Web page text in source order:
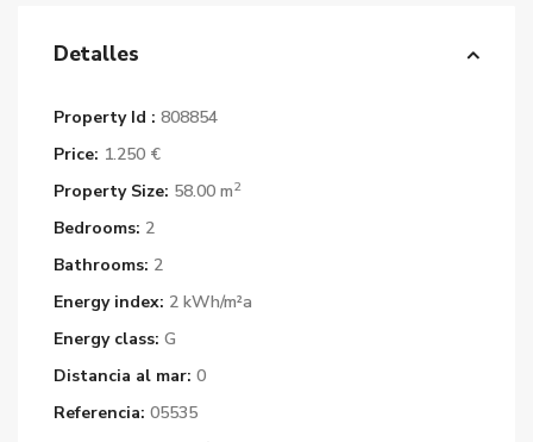
Detalles
Property Id : 808854
Price: 1.250 €
Property Size: 58.00 m2
Bedrooms: 2
Bathrooms: 2
Energy index: 2 kWh/m²a
Energy class: G
Distancia al mar: 0
Referencia: 05535